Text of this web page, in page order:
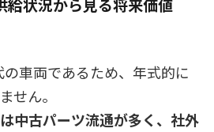
給状況から見る将来価値
車両であるため、年式的に
せん。
中古パーツ流通が多く、社外